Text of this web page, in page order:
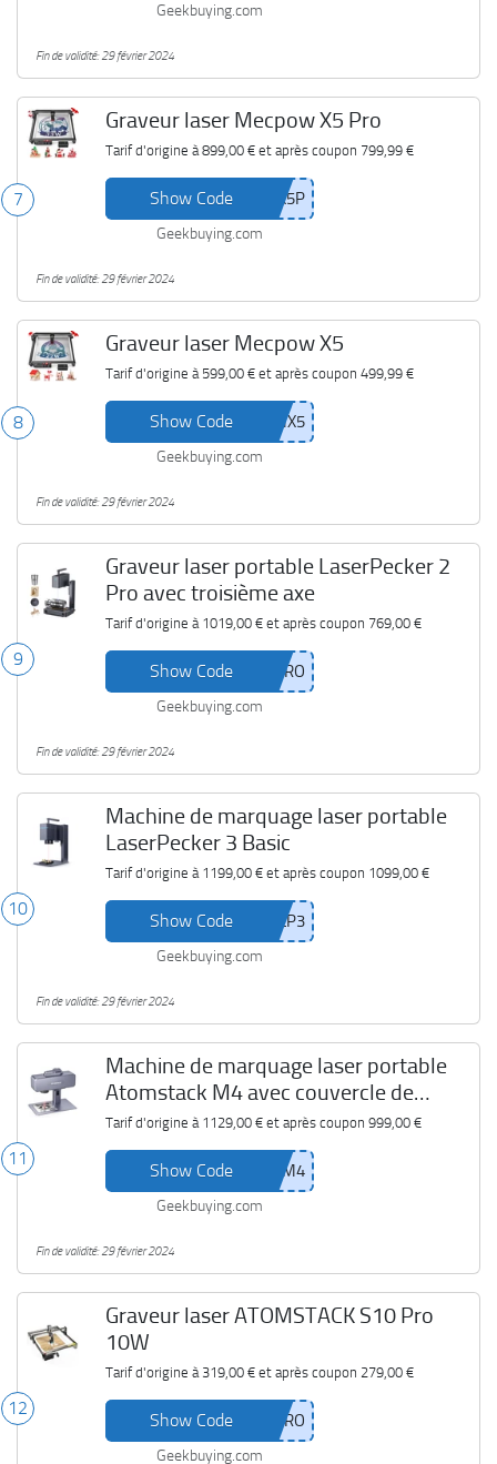
Geekbuying.com
Fin de validité: 29 février 2024
7
Graveur laser Mecpow X5 Pro
Tarif d'origine à899,00 €et après coupon 799,99 €
Show Code
Geekbuying.com
Fin de validité: 29 février 2024
8
Graveur laser Mecpow X5
Tarif d'origine à 599,00 €et après coupon 499,99 €
Show Code
Geekbuying.com
Fin de validité: 29 février 2024
9
Graveur laser portable LaserPecker 2
Pro avec troisième axe
Tarif d'origine à 1019,00 €et après coupon 769,00 €
Show Code
Geekbuying.com
Fin de validité: 29 février 2024
10
Machine de marquage laser portable
LaserPecker 3 Basic
Tarif d'origine à 1199,00 €et après coupon 1099,00 €
Show Code
Geekbuying.com
Fin de validité: 29 février 2024
11
Machine de marquage laser portable
Atomstack M4 avec couvercle de
protection
Tarif d'origine à 1129,00 €et après coupon 999,00 €
Show Code
Geekbuying.com
Fin de validité: 29 février 2024
12
Graveur laser ATOMSTACK S10 Pro
10W
Tarif d'origine à 319,00 €et après coupon 279,00 €
Show Code
Geekbuying.com